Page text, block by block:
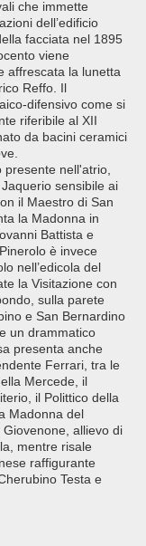
che immette
dell’edificio
facciata nel 1895
viene
affrescata la lunetta
Reffo. Il
difensivo come si
riferibile al XII
da bacini ceramici
presente nell'atrio,
sensibile ai
il Maestro di San
la Madonna in
Battista e
è invece
nell’edicola del
la Visitazione con
sulla parete
e San Bernardino
un drammatico
presenta anche
Ferrari, tra le
Mercede, il
il Polittico della
Madonna del
Giovenone, allievo di
mentre risale
raffigurante
Testa e